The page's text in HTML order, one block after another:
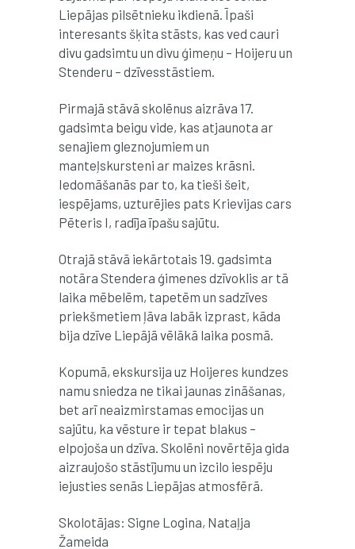
Liepājas pilsētnieku ikdienā. Īpaši
interesants šķita stāsts, kas ved cauri
divu gadsimtu un divu ģimeņu – Hoijeru un
Stenderu – dzīvesstāstiem.
Pirmajā stāvā skolēnus aizrāva 17.
gadsimta beigu vide, kas atjaunota ar
senajiem gleznojumiem un
manteļskursteni ar maizes krāsni.
Iedomāšanās par to, ka tieši šeit,
iespējams, uzturējies pats Krievijas cars
Pēteris I, radīja īpašu sajūtu.
Otrajā stāvā iekārtotais 19. gadsimta
notāra Stendera ģimenes dzīvoklis ar tā
laika mēbelēm, tapetēm un sadzīves
priekšmetiem ļāva labāk izprast, kāda
bija dzīve Liepājā vēlākā laika posmā.
Kopumā, ekskursija uz Hoijeres kundzes
namu sniedza ne tikai jaunas zināšanas,
bet arī neaizmirstamas emocijas un
sajūtu, ka vēsture ir tepat blakus –
elpojoša un dzīva. Skolēni novērtēja gida
aizraujošo stāstījumu un izcilo iespēju
iejusties senās Liepājas atmosfērā.
Skolotājas: Signe Logina, Nataļja
Žameida